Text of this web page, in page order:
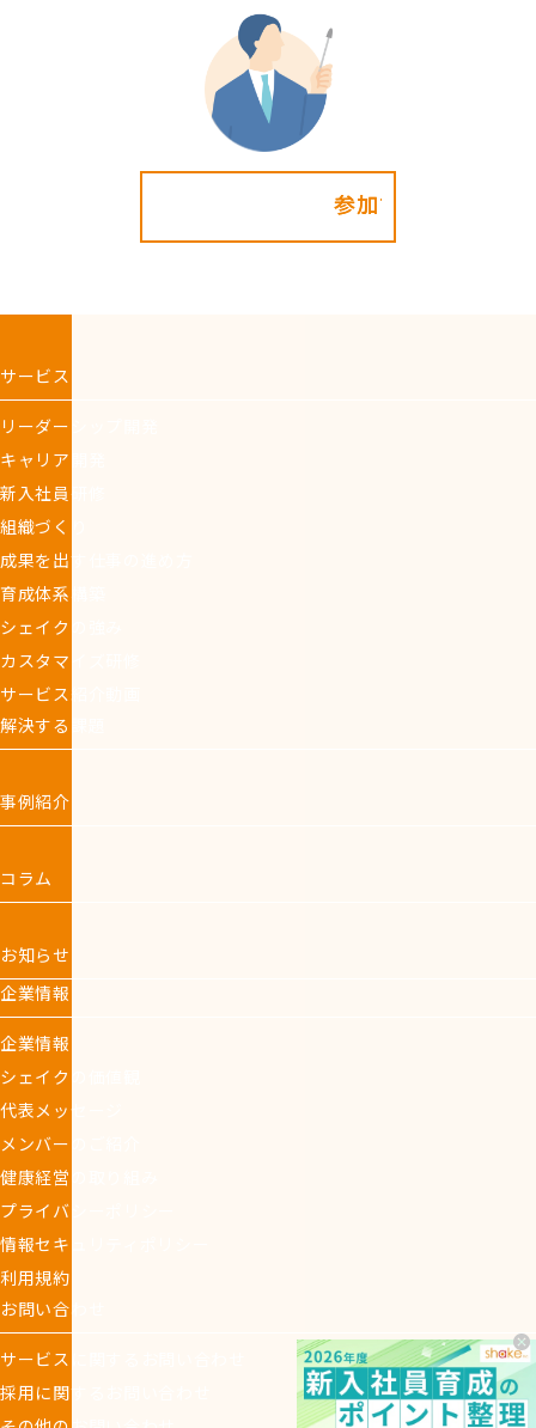
サービス
リーダーシップ開発
キャリア開発
新入社員研修
組織づくり
成果を出す仕事の進め方
育成体系構築
シェイクの強み
カスタマイズ研修
サービス紹介動画
解決する課題
事例紹介
コラム
お知らせ
企業情報
企業情報
シェイクの価値観
代表メッセージ
メンバーのご紹介
健康経営の取り組み
プライバシーポリシー
情報セキュリティポリシー
利用規約
お問い合わせ
サービスに関するお問い合わせ
採用に関するお問い合わせ